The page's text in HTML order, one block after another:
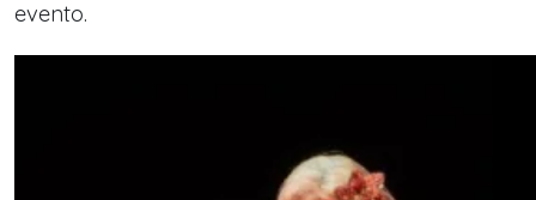
evento.